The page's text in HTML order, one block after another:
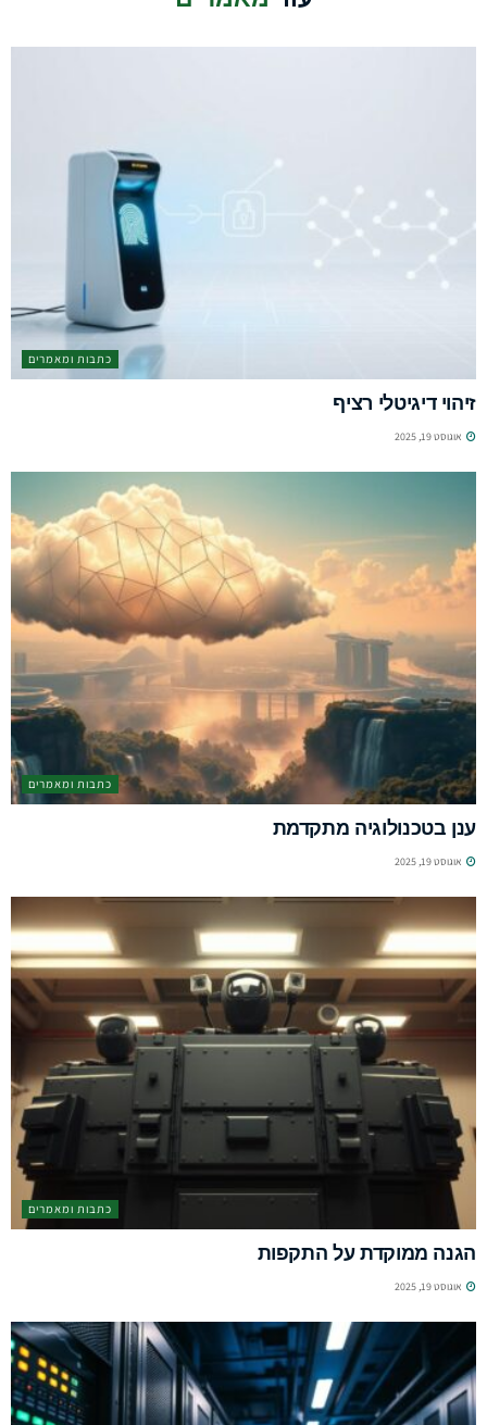
כתבות ומאמרים
זיהוי דיגיטלי רציף
אוגוסט 19, 2025
כתבות ומאמרים
ענן בטכנולוגיה מתקדמת
אוגוסט 19, 2025
כתבות ומאמרים
הגנה ממוקדת על התקפות
אוגוסט 19, 2025